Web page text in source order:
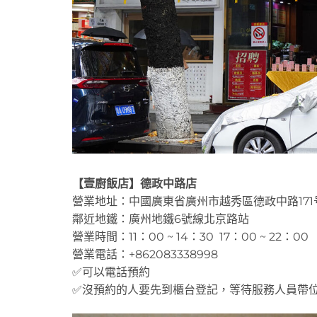
【壹廚飯店】德政中路店
營業地址：中國廣東省廣州市越秀區德政中路171
鄰近地鐵：廣州地鐵6號線北京路站
營業時間：11：00 ~ 14：30 17：00 ~ 22：00
營業電話：+862083338998
✅可以電話預約
✅沒預約的人要先到櫃台登記，等待服務人員帶